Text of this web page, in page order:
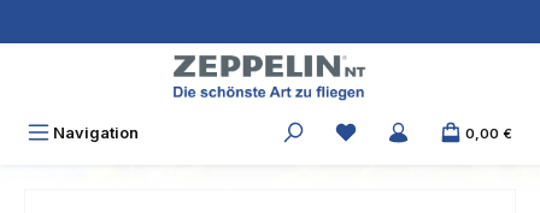
Navigation 0,00 €